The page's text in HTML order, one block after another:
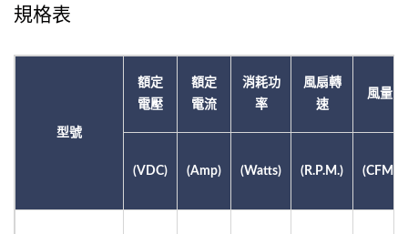
規格表
型號
額定
電壓
額定
電流
消耗功
率
風扇轉
速
風量
(VDC) (Amp) (Watts) (R.P.M.) (CFM)